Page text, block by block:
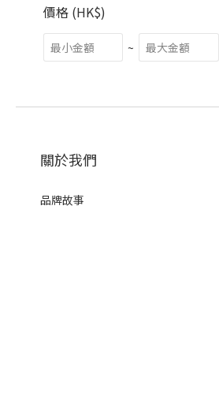
價格 (HK$)
~
關於我們
品牌故事